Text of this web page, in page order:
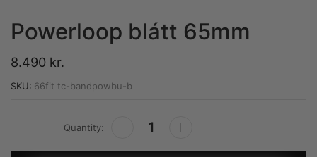
Powerloop blátt 65mm
8.490 kr.
SKU: 66fit tc-bandpowbu-b
Alternative: